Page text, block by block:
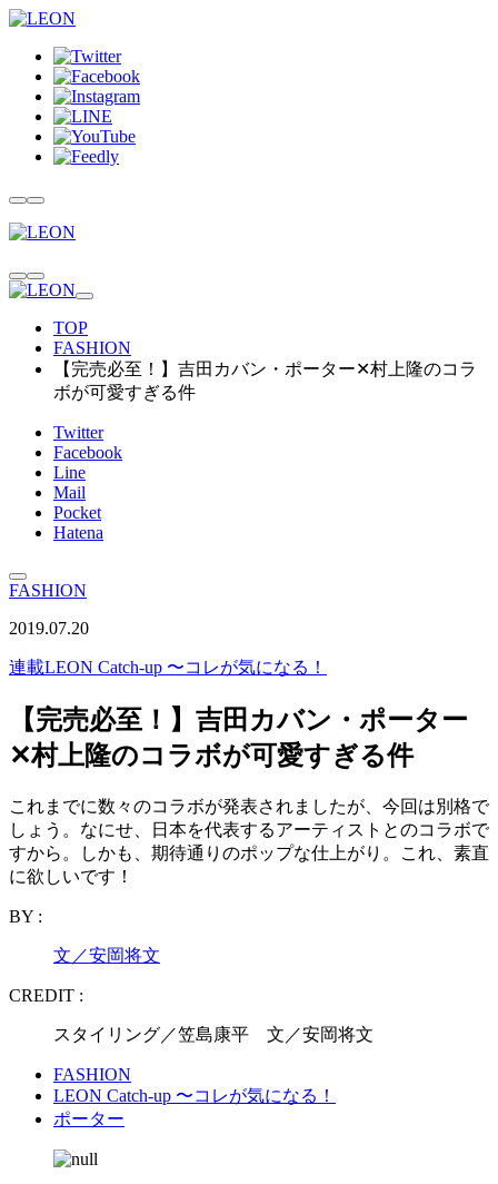
TOP
FASHION
【完売必至！】吉田カバン・ポーター✕村上隆のコラ
ボが可愛すぎる件
Twitter
Facebook
Line
Mail
Pocket
Hatena
FASHION
2019.07.20
連載LEON Catch-up 〜コレが気になる！
【完売必至！】吉田カバン・ポーター
✕村上隆のコラボが可愛すぎる件
これまでに数々のコラボが発表されましたが、今回は別格で
しょう。なにせ、日本を代表するアーティストとのコラボで
すから。しかも、期待通りのポップな仕上がり。これ、素直
に欲しいです！
BY :
文／安岡将文
CREDIT :
スタイリング／笠島康平 文／安岡将文
FASHION
LEON Catch-up 〜コレが気になる！
ポーター